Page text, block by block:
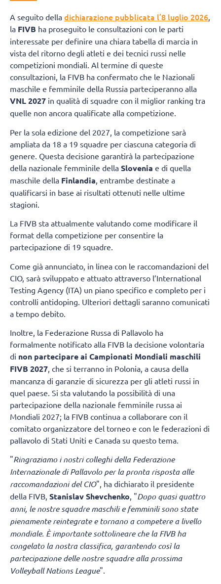
A seguito della dichiarazione pubblicata l’8 luglio 2026,
la FIVB ha proseguito le consultazioni con le parti
interessate per definire una chiara tabella di marcia in
vista del ritorno degli atleti e dei tecnici russi nelle
competizioni mondiali. Al termine di queste
consultazioni, la FIVB ha confermato che le Nazionali
maschile e femminile della Russia parteciperanno alla
VNL 2027 in qualità di squadre con il miglior ranking tra
quelle non ancora qualificate alla competizione.
Per la sola edizione del 2027, la competizione sarà
ampliata da 18 a 19 squadre per ciascuna categoria di
genere. Questa decisione garantirà la partecipazione
della nazionale femminile della Slovenia e di quella
maschile della Finlandia , entrambe destinate a
qualificarsi in base ai risultati ottenuti nelle ultime
stagioni.
La FIVB sta attualmente valutando come modificare il
format della competizione per consentire la
partecipazione di 19 squadre.
Come già annunciato, in linea con le raccomandazioni del
CIO, sarà sviluppato e attuato attraverso l’International
Testing Agency (ITA) un piano specifico e completo per i
controlli antidoping. Ulteriori dettagli saranno comunicati
a tempo debito.
Inoltre, la Federazione Russa di Pallavolo ha
formalmente notificato alla FIVB la decisione volontaria
di non partecipare ai Campionati Mondiali maschili
FIVB 2027 , che si terranno in Polonia, a causa della
mancanza di garanzie di sicurezza per gli atleti russi in
quel paese. Si sta valutando la possibilità di una
partecipazione della nazionale femminile russa ai
Mondiali 2027; la FIVB continua a collaborare con il
comitato organizzatore del torneo e con le federazioni di
pallavolo di Stati Uniti e Canada su questo tema.
"Ringraziamo i nostri colleghi della Federazione
Internazionale di Pallavolo per la pronta risposta alle
raccomandazioni del CIO", ha dichiarato il presidente
della FIVB, Stanislav Shevchenko, "Dopo quasi quattro
anni, le nostre squadre maschili e femminili sono state
pienamente reintegrate e tornano a competere a livello
mondiale. È importante sottolineare che la FIVB ha
congelato la nostra classifica, garantendo così la
partecipazione delle nostre squadre alla prossima
Volleyball Nations League".